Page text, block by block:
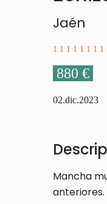
Jaén
1 1 1 1 1 1 1 1
880 €
02.dic.2023
Mancha
anteriores.